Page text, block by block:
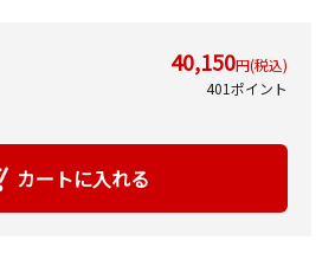
40,150円(税込)
401ポイント